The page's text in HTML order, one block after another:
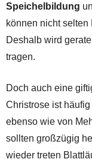
Speichelbildung
können nicht
Deshalb wird
tragen.
Doch auch eine
Christrose ist
ebenso wie von
sollten großzügig
wieder treten